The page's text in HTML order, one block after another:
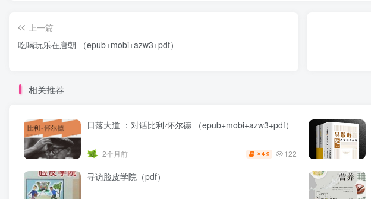
上一篇
吃喝玩乐在唐朝 （epub+mobi+azw3+pdf）
相关推荐
日落大道 ：对话比利·怀尔德 （epub+mobi+azw3+pdf）
2个月前 ￥4.9 122
寻访脸皮学院（pdf）